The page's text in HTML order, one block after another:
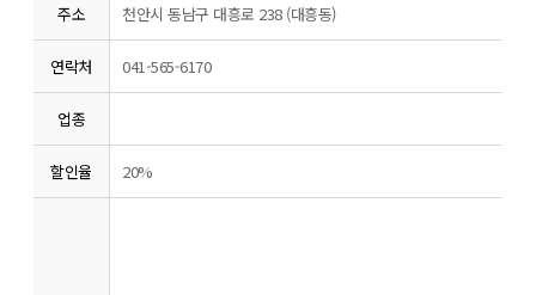
주소 천안시 동남구 대흥로 238 (대흥동)
연락처 041-565-6170
업종
할인율 20%